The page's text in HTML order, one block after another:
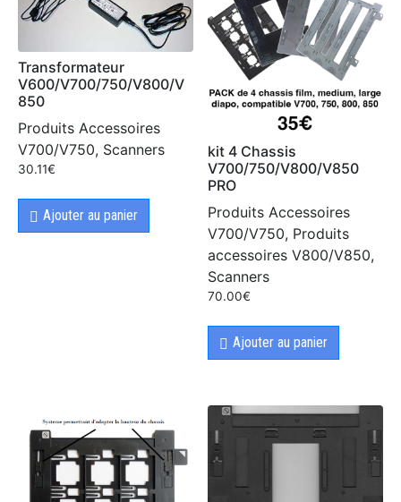
Transformateur
V600/V700/750/V800/V
850
Produits Accessoires
V700/V750, Scanners
30.11€
Ajouter au panier
kit 4 Chassis
V700/750/V800/V850
PRO
Produits Accessoires
V700/V750, Produits
accessoires V800/V850,
Scanners
70.00€
Ajouter au panier